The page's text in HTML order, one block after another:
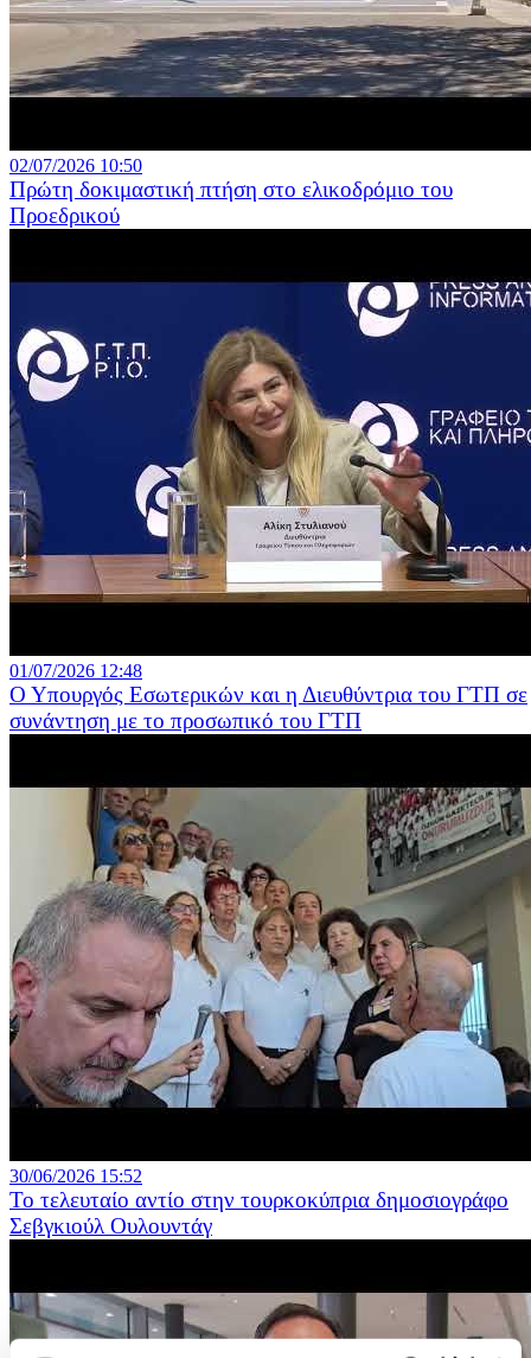
02/07/2026 10:50
Πρώτη δοκιμαστική πτήση στο ελικοδρόμιο του
Προεδρικού
01/07/2026 12:48
Ο Υπουργός Εσωτερικών και η Διευθύντρια του ΓΤΠ σε
συνάντηση με το προσωπικό του ΓΤΠ
30/06/2026 15:52
Το τελευταίο αντίο στην τουρκοκύπρια δημοσιογράφο
Σεβγκιούλ Ουλουντάγ